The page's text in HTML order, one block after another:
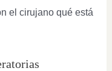
el cirujano qué está